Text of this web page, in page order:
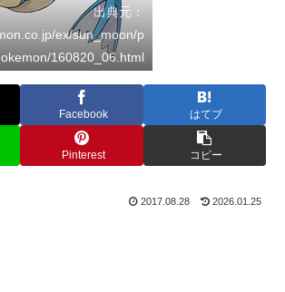
出典元：
ex/sun_moon/p
okemon/160820_06.html
Facebook はてブ
Pinterest コピー
2017.08.28 2026.01.25